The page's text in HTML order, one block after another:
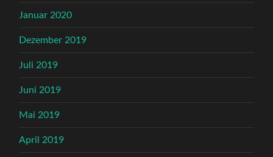
Januar 2020
Dezember 2019
Juli 2019
Juni 2019
Mai 2019
April 2019